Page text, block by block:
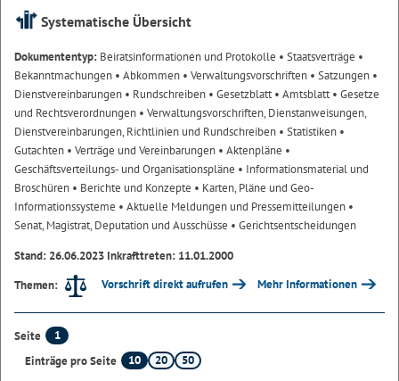
Systematische Übersicht
Dokumententyp: Beiratsinformationen und Protokolle • Staatsverträge •
Bekanntmachungen • Abkommen • Verwaltungsvorschriften • Satzungen •
Dienstvereinbarungen • Rundschreiben • Gesetzblatt• Amtsblatt• Gesetze
und Rechtsverordnungen • Verwaltungsvorschriften, Dienstanweisungen,
Dienstvereinbarungen, Richtlinien und Rundschreiben • Statistiken •
Gutachten • Verträge und Vereinbarungen • Aktenpläne •
Geschäftsverteilungs- und Organisationspläne • Informationsmaterial und
Broschüren • Berichte und Konzepte • Karten, Pläne und Geo-
Informationssysteme • Aktuelle Meldungen und Pressemitteilungen •
Senat, Magistrat, Deputation und Ausschüsse • Gerichtsentscheidungen
Stand: 26.06.2023 Inkrafttreten: 11.01.2000
Themen:
Vorschrift direkt aufrufen Mehr Informationen
Seite
1
Einträge pro Seite
10 20 50